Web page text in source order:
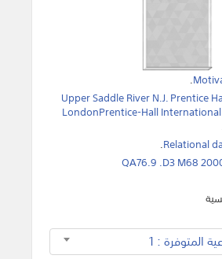
.
Upper Saddle River N.J. Prentice
LondonPrentice-Hall
Relational
.
QA76.9 .D3 M68
المتوفرة : 1